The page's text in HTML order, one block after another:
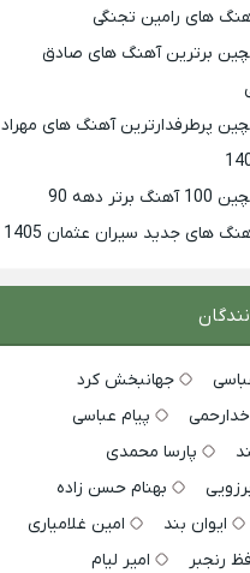
های رامین تجنگی
برترین آهنگ های صادق
پرطرفدارترین آهنگ های مهراد
دهه 90
های جدید سیران عثمان 1405
جهانبخش کرد
پیام عباسی
پارسا محمدی
بهنام حسن زاده
ایوان بند
امین غلامیاری
رنجبر
امیر لیام